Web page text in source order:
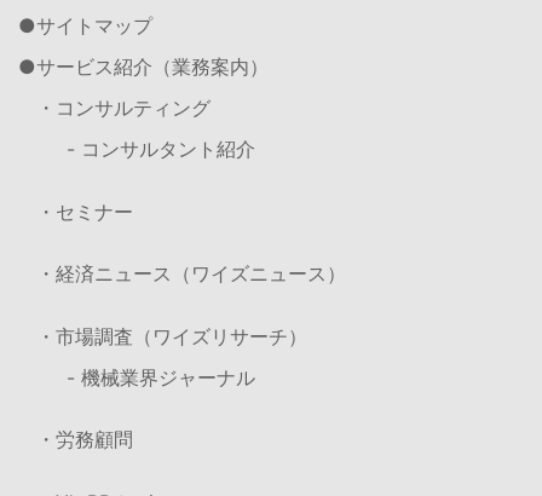
サイトマップ
サービス紹介（業務案内）
・コンサルティング
- コンサルタント紹介
・セミナー
・経済ニュース（ワイズニュース）
・市場調査（ワイズリサーチ）
- 機械業界ジャーナル
・労務顧問